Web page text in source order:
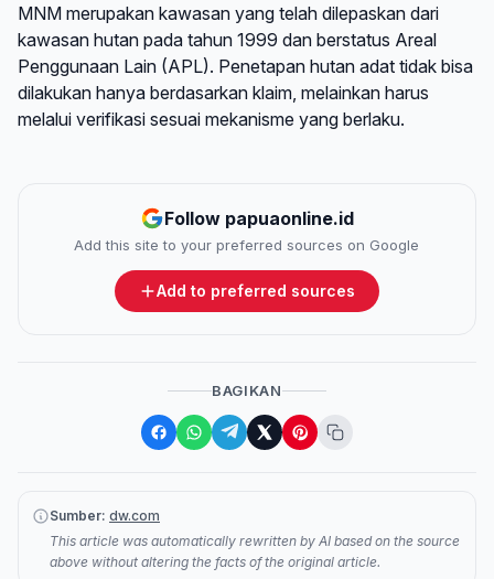
MNM merupakan kawasan yang telah dilepaskan dari
kawasan hutan pada tahun 1999 dan berstatus Areal
Penggunaan Lain (APL). Penetapan hutan adat tidak bisa
dilakukan hanya berdasarkan klaim, melainkan harus
melalui verifikasi sesuai mekanisme yang berlaku.
Follow papuaonline.id
Add this site to your preferred sources on Google
Add to preferred sources
BAGIKAN
Sumber: dw.com
This article was automatically rewritten by AI based on the source
above without altering the facts of the original article.